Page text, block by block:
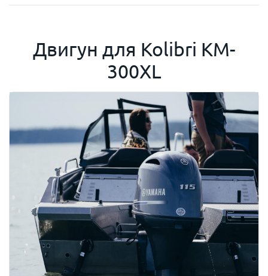
Двигун для Kolibri KM-
300XL